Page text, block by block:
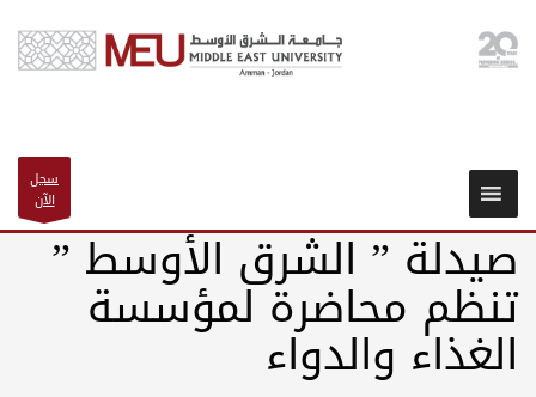
سجل
الآن
صيدلة ” الشرق الأوسط ”
تنظم محاضرة لمؤسسة
الغذاء والدواء